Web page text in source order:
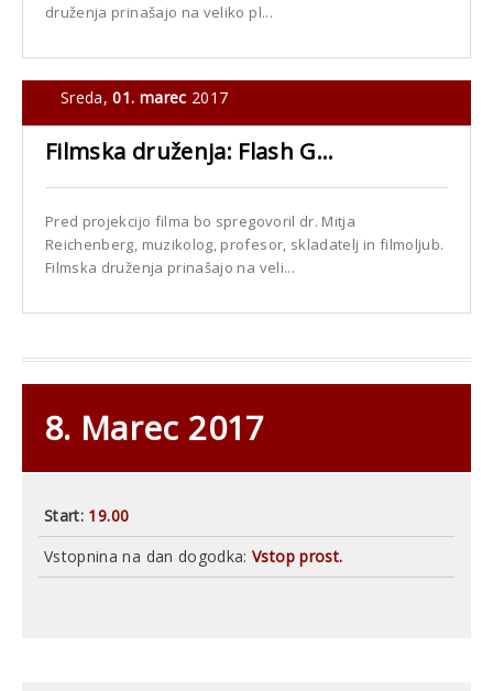
druženja prinašajo na veliko pl...
Sreda,01. marec 2017
Filmska druženja: Flash G...
Pred projekcijo filma bo spregovoril dr. Mitja
Reichenberg, muzikolog, profesor, skladatelj in filmoljub.
Filmska druženja prinašajo na veli...
8. Marec 2017
Start: 19.00
Vstopnina na dan dogodka:Vstop prost.